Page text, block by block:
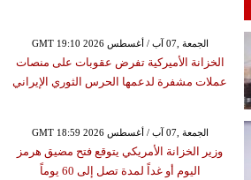
GMT 19:10 2026 الجمعة ,07 آب / أغسطس
الخزانة الأميركية تفرض عقوبات على منصات
عملات مشفرة لدعمها الحرس الثوري الإيراني
GMT 18:59 2026 الجمعة ,07 آب / أغسطس
وزير الخزانة الأمريكي يتوقع فتح مضيق هرمز
اليوم أو غداً لمدة تصل إلى 60 يوماً